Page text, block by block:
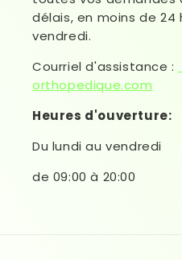
délais, en moins de 24
vendredi.
Courriel d'assistance :
orthopedique.com
Heures d'ouverture:
Du lundi au vendredi
de 09:00 à 20:00